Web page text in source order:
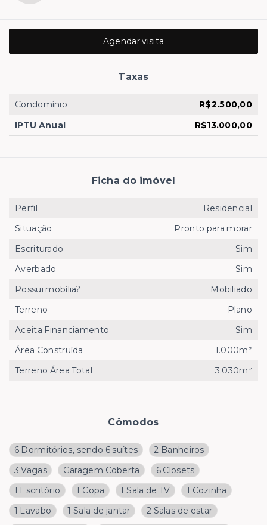
Cômodos
6 Dormitórios, sendo 6 suítes
2 Banheiros
3 Vagas
Garagem Coberta
6 Closets
1 Escritório
1 Copa 1 Sala de TV
1 Cozinha
1 Lavabo
1 Sala de jantar
2 Salas de estar
Agendar visita
Taxas
Condomínio
R$2.500,00
IPTU Anual
R$13.000,00
Ficha do imóvel
Perfil
Residencial
Situação
Pronto para morar
Escriturado
Sim
Averbado
Sim
Possui mobília?
Mobiliado
Terreno
Plano
Aceita Financiamento
Sim
Área Construída
1.000m²
Terreno Área Total
3.030m²